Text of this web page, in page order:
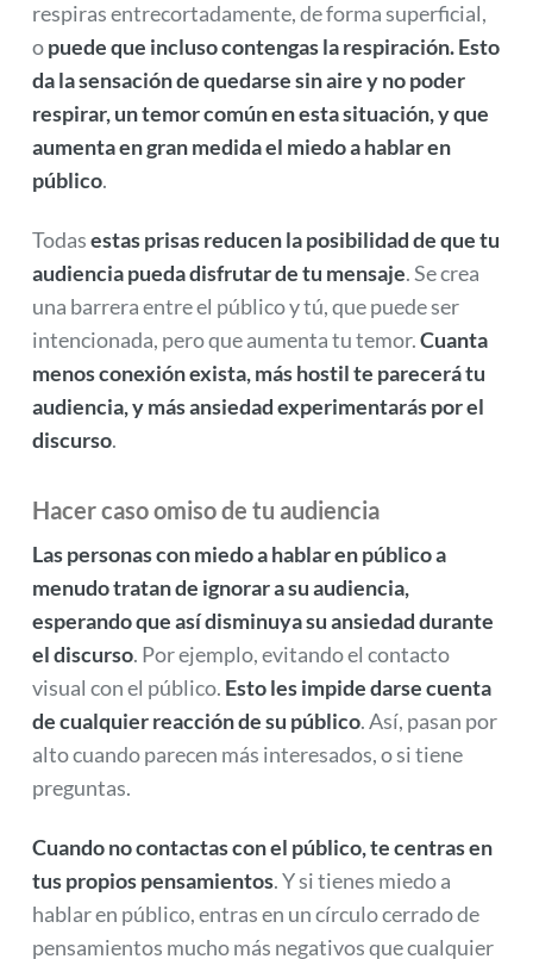
respiras entrecortadamente, de forma superficial,
opuede que incluso contengas la respiración. Esto
da la sensación de quedarse sin aire y no poder
respirar, un temor común en esta situación, y que
aumenta en gran medida el miedo a hablar en
público.
Todasestas prisas reducen la posibilidad de que tu
audiencia pueda disfrutar de tu mensaje. Se crea
una barrera entre el público y tú, que puede ser
intencionada, pero que aumenta tu temor.Cuanta
menos conexión exista, más hostil te parecerá tu
audiencia, y más ansiedad experimentarás por el
discurso.
Hacer caso omiso de tu audiencia
Las personas con miedo a hablar en público a
menudo tratan de ignorar a su audiencia,
esperando que así disminuya su ansiedad durante
el discurso. Por ejemplo, evitando el contacto
visual con el público. Esto les impide darse cuenta
de cualquier reacción de su público. Así, pasan por
alto cuando parecen más interesados, o si tiene
preguntas.
Cuando no contactas con el público, te centras en
tus propios pensamientos. Y si tienes miedo a
hablar en público, entras en un círculo cerrado de
pensamientos mucho más negativos que cualquier